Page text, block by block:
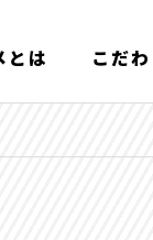
とは こだ